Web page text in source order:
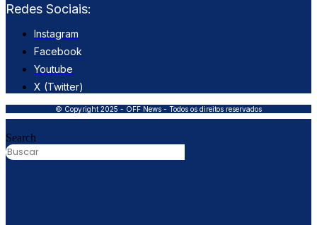
Redes Sociais:
Instagram
Facebook
Youtube
X (Twitter)
© Copyright 2025 - OFF News - Todos os direitos reservados
Search